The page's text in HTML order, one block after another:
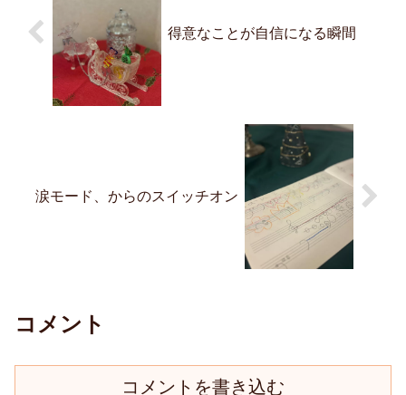
得意なことが自信になる瞬間
涙モード、からのスイッチオン
コメント
コメントを書き込む